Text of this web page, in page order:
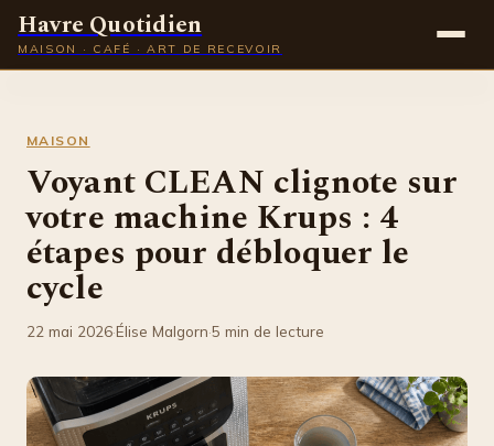
Havre Quotidien
MAISON · CAFÉ · ART DE RECEVOIR
Déco
Lifestyle
MAISON
Voyant CLEAN clignote sur
votre machine Krups : 4
étapes pour débloquer le
cycle
22 mai 2026·Élise Malgorn·5 min de lecture